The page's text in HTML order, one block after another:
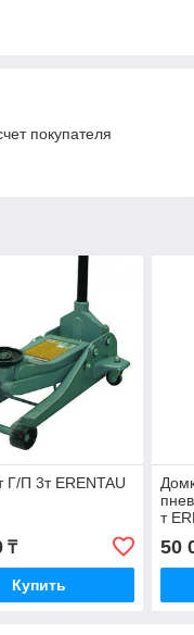
покупателя
Г/П 3т ERENTAU
₸
Купить
т
50